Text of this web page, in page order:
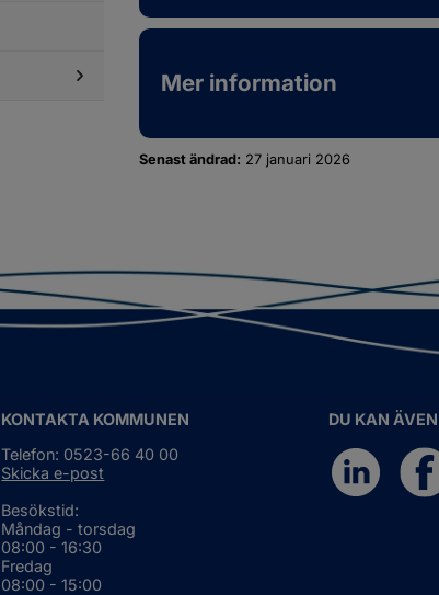
Undersidor
bryggor
Undersidor
Miljöskydd
Mer information
Senast ändrad: 27 januari 2026
KONTAKTA KOMMUNEN
Telefon: 0523-66 40 00
Skicka e-post
Besökstid:
Måndag - torsdag
08:00 - 16:30
Fredag
08:00 - 15:00
DU KAN